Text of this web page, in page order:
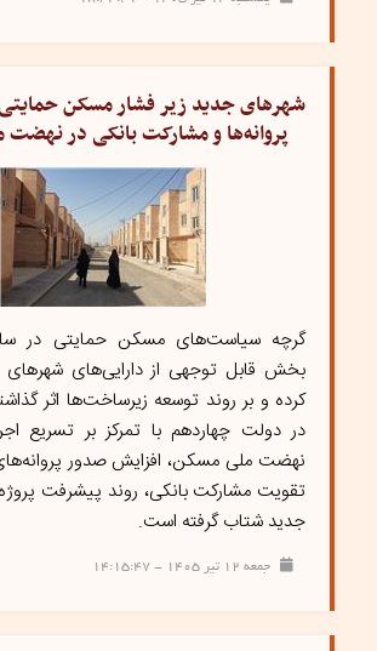
شهرهای جدید زیر فشار مسکن
پروانه‌ها و مشارکت بانکی در
گرچه سیاست‌های مسکن حمایتی در
بخش قابل توجهی از دارایی‌های شهرهای
کرده و بر روند توسعه زیرساخت‌ها اثر
در دولت چهاردهم با تمرکز بر تسریع
نهضت ملی مسکن، افزایش صدور
تقویت مشارکت بانکی، روند پیشرفت
جدید شتاب گرفته است.
جمعه ۱۲ تیر ۱۴۰۵ - ۱۴:۱۵:۴۷